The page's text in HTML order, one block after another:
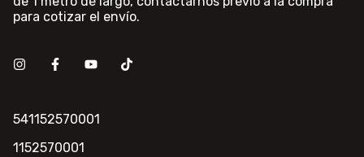
para cotizar el envío.
541152570001
1152570001